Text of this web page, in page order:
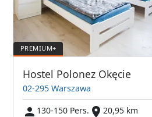
Hostel Polonez Okęcie
02-295 Warszawa
130-150 Pers.
20,95 km